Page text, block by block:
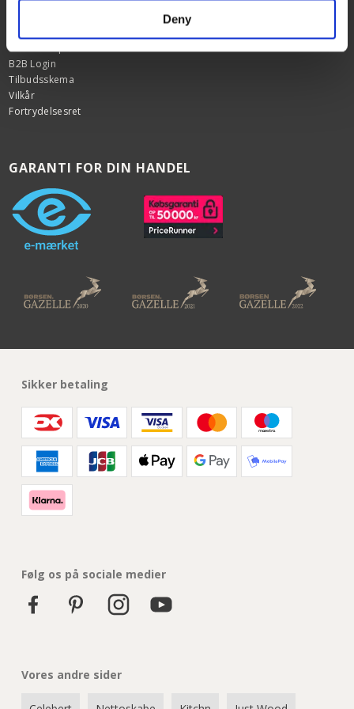
Deny
Bestil vareprøver
B2B Login
Tilbudsskema
Vilkår
Fortrydelsesret
GARANTI FOR DIN HANDEL
Sikker betaling
Følg os på sociale medier
Vores andre sider